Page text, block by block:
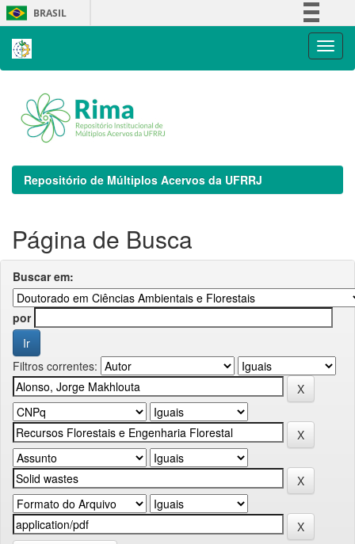
Skip
navigation
BRASIL
Repositório de Múltiplos Acervos da UFRRJ
Página de Busca
Buscar em:
por
Filtros correntes: